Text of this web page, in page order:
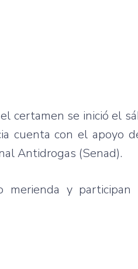
certamen se inició el
cuenta con el apoyo
Antidrogas (Senad).
y participan